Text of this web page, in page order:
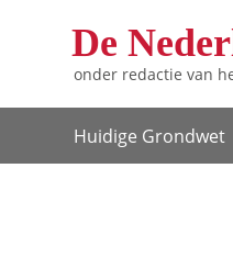
De
onder redactie van
Huidige Grondwet